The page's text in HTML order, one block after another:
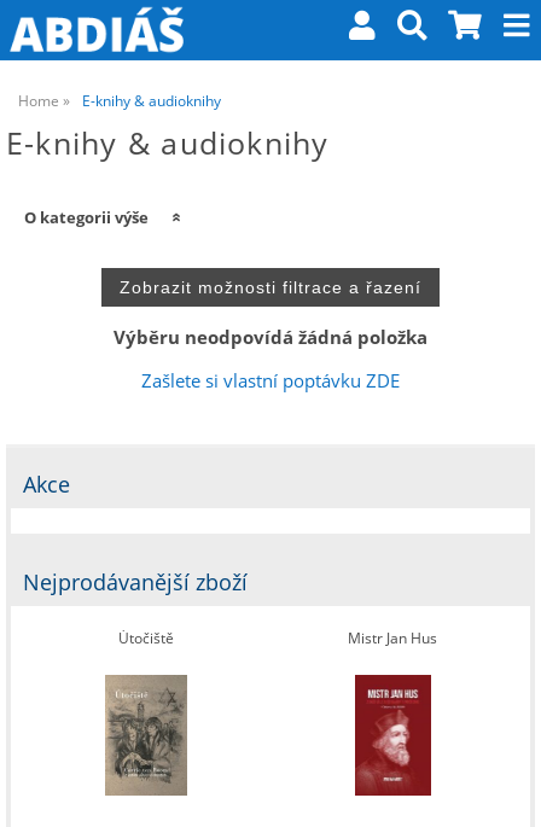
Home E-knihy & audioknihy
E-knihy & audioknihy
O kategorii výše
Výběru neodpovídá žádná položka
Zašlete si vlastní poptávku ZDE
Akce
Nejprodávanější zboží
Útočiště Mistr Jan Hus